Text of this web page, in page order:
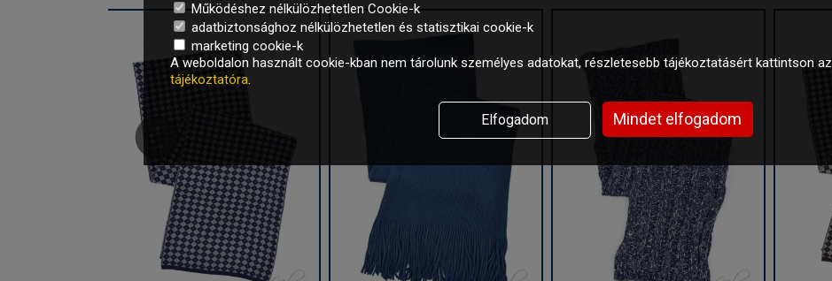
Működéshez nélkülözhetetlen Cookie-k
adatbiztonsághoz nélkülözhetetlen és statisztikai cookie-k
marketing cookie-k
A weboldalon használt cookie-kban nem tárolunk személyes adatokat, részletesebb tájékoztatásért kattintson az
tájékoztatóra.
Elfogadom Mindet elfogadom